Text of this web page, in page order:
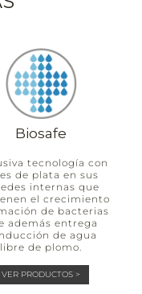
Biosafe
tecnología con
de plata en sus
internas que
el crecimiento
de bacterias
además entrega
de agua
libre de plomo.
VER PRODUCTOS >